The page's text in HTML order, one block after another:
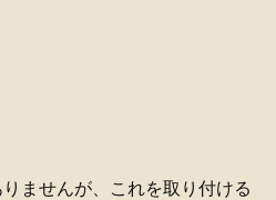
ませんが、これを取り付ける